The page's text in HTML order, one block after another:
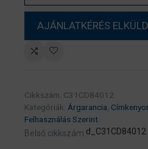
Cikkszám: C31CD84012
Kategóriák: Árgarancia,
Felhasználás Szerint
Belső cikkszám:d_C31CD84012